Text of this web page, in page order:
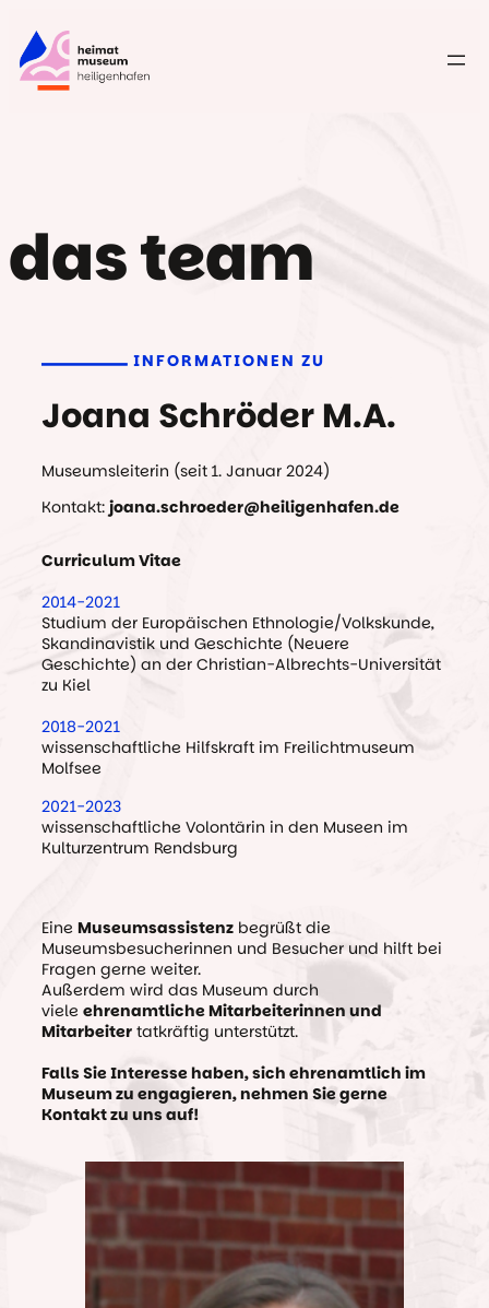
Inhalt
springen
das team
INFORMATIONEN ZU
Joana Schröder M.A.
Museumsleiterin (seit 1. Januar 2024)
Kontakt: joana.schroeder@heiligenhafen.de
Curriculum Vitae
2014-2021
Studium der Europäischen Ethnologie/Volkskunde,
Skandinavistik und Geschichte (Neuere
Geschichte) an der Christian-Albrechts-Universität
zu Kiel
2018-2021
wissenschaftliche Hilfskraft im Freilichtmuseum
Molfsee
2021-2023
wissenschaftliche Volontärin in den Museen im
Kulturzentrum Rendsburg
Eine Museumsassistenz begrüßt die
Museumsbesucherinnen und Besucher und hilft bei
Fragen gerne weiter.
Außerdem wird das Museum durch
viele ehrenamtliche Mitarbeiterinnen und
Mitarbeiter tatkräftig unterstützt.
Falls Sie Interesse haben, sich ehrenamtlich im
Museum zu engagieren, nehmen Sie gerne
Kontakt zu uns auf!